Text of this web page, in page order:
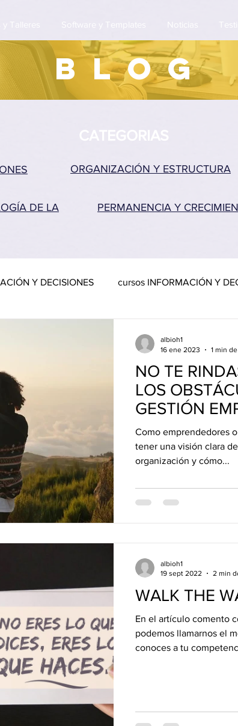
Software y Templates Noticias
BLOG
CATEGORIAS
ORGANIZACIÓN Y ESTRUCTURA
DE LA
PERMANENCIA Y
Y DECISIONES cursos INFORMACIÓN Y
software ORGANIZACION Y ESTRUCTURA
cursos INNOVACIÓN Y TECNOLOGÍA
articulo PERMANENCIA Y CRECIMIENTO
software PERMANENCIA Y CRECIMIENTO
software COLUMNA
NO TE
LOS
GESTIÓN
Como emprendedores
tener una visión clara
organización y cómo...
albioh1
16 ene 2023
1 min
WALK THE
En el artículo comento
podemos llamarnos el
conoces a tu
albioh1
19 sept 2022
2 min